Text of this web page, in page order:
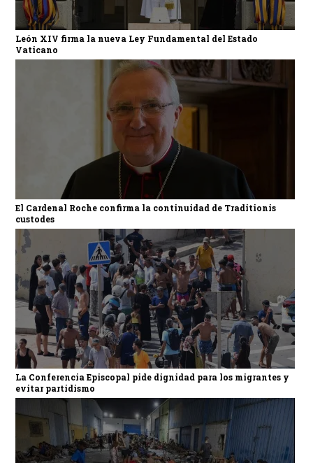
León XIV firma la nueva Ley Fundamental del Estado
Vaticano
El Cardenal Roche confirma la continuidad de Traditionis
custodes
La Conferencia Episcopal pide dignidad para los migrantes y
evitar partidismo